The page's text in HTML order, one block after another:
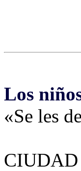
Los
«Se les
CIUDAD